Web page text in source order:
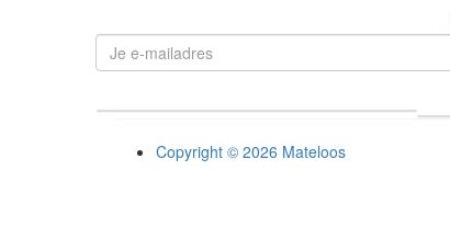
Copyright © 2026 Mateloos